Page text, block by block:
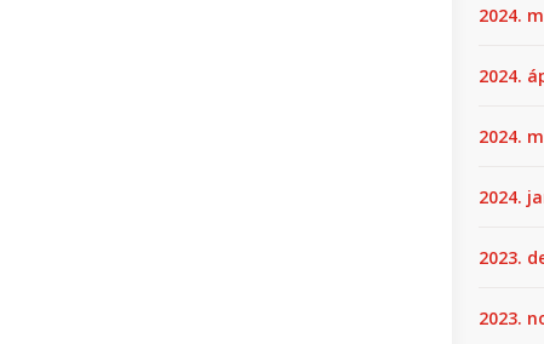
2024.
2024.
2024.
2024.
2023.
2023.